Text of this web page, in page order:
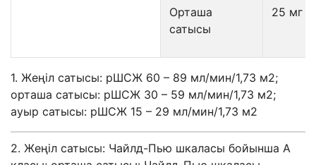
Орташа
сатысы
25 мг
1. Жеңіл сатысы: рШСЖ 60 – 89 мл/мин/1,73 м2;
орташа сатысы: рШСЖ 30 – 59 мл/мин/1,73 м2;
ауыр сатысы: рШСЖ 15 – 29 мл/мин/1,73 м2
2. Жеңіл сатысы: Чайлд-Пью шкаласы бойынша А